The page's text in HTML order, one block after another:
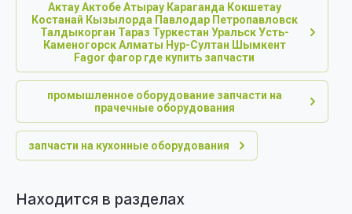
Актау Актобе Атырау Караганда Кокшетау
Костанай Кызылорда Павлодар Петропавловск
Талдыкорган Тараз Туркестан Уральск Усть-
Каменогорск Алматы Нур-Султан Шымкент
Fagor фагор где купить запчасти
промышленное оборудование запчасти на
прачечные оборудования
запчасти на кухонные оборудования
Находится в разделах